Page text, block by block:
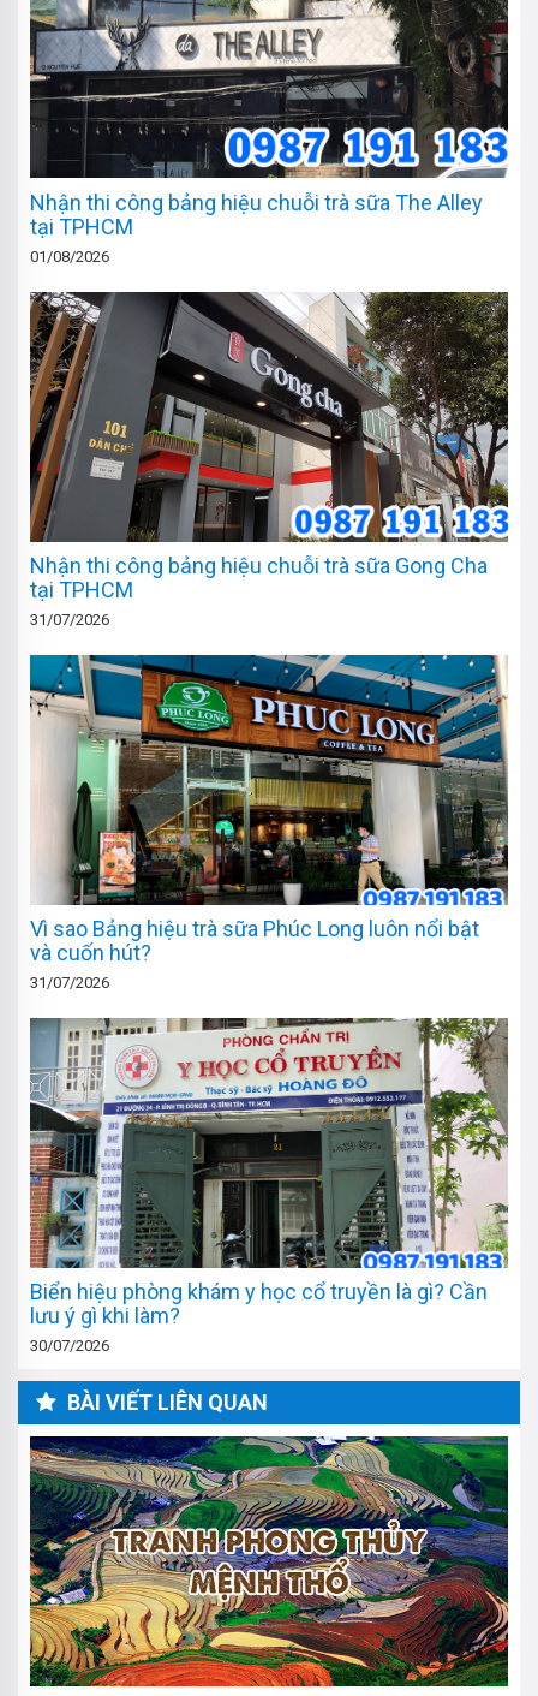
Nhận thi công bảng hiệu chuỗi trà sữa The Alley
tại TPHCM
01/08/2026
Nhận thi công bảng hiệu chuỗi trà sữa Gong Cha
tại TPHCM
31/07/2026
Vì sao Bảng hiệu trà sữa Phúc Long luôn nổi bật
và cuốn hút?
31/07/2026
Biển hiệu phòng khám y học cổ truyền là gì? Cần
lưu ý gì khi làm?
30/07/2026
BÀI VIẾT LIÊN QUAN